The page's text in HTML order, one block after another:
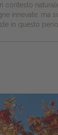
contesto
innevate, ma
in questo